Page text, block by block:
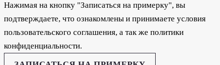
Нажимая на кнопку "Записаться на примерку", вы
подтверждаете, что ознакомлены и принимаете условия
пользовательского соглашения, а так же политики
конфиденциальности.